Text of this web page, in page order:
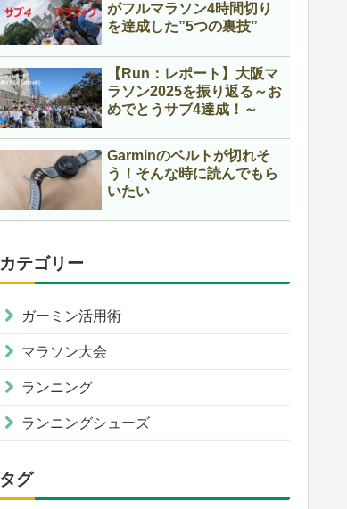
がフルマラソン4時間切り
を達成した”5つの裏技”
【Run：レポート】大阪マ
ラソン2025を振り返る～お
めでとうサブ4達成！～
Garminのベルトが切れそ
う！そんな時に読んでもら
いたい
カテゴリー
ガーミン活用術
マラソン大会
ランニング
ランニングシューズ
タグ